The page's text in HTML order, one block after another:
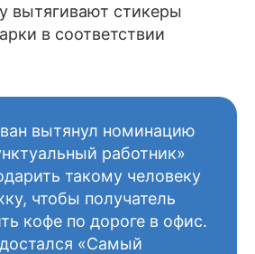
вытягивают стикеры
в соответствии
вытянул номинацию
работник»
такому человеку
чтобы получатель
кофе по дороге в офис.
«Самый